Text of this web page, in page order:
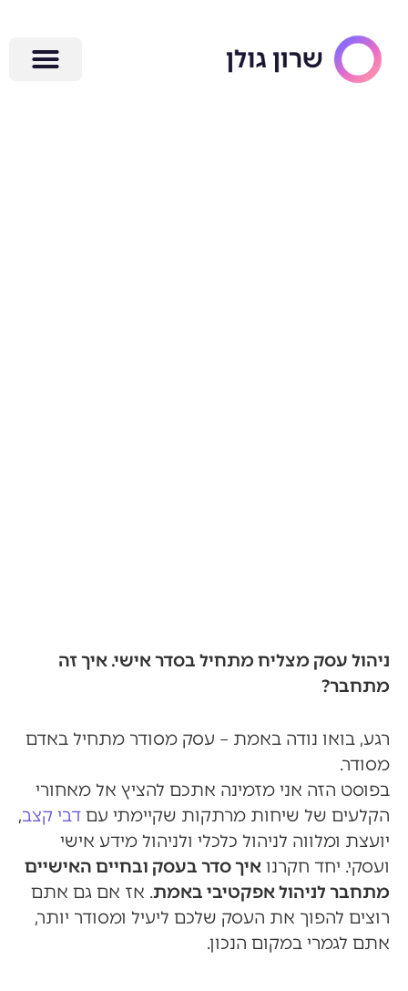
ניהול עסק מצליח מתחיל בסדר אישי. איך זה
מתחבר?
רגע, בואו נודה באמת – עסק מסודר מתחיל באדם
מסודר.
בפוסט הזה אני מזמינה אתכם להציץ אל מאחורי
הקלעים של שיחות מרתקות שקיימתי עם דבי קצב,
יועצת ומלווה לניהול כלכלי ולניהול מידע אישי
ועסקי. יחד חקרנו איך סדר בעסק ובחיים האישיים
מתחבר לניהול אפקטיבי באמת. אז אם גם אתם
רוצים להפוך את העסק שלכם ליעיל ומסודר יותר,
אתם לגמרי במקום הנכון.